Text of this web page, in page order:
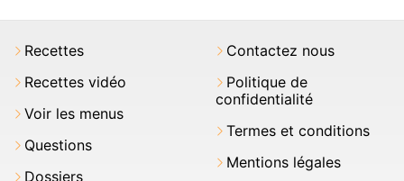
Recettes
Recettes vidéo
Voir les menus
Questions
Dossiers
Contactez nous
Politique de
confidentialité
Termes et conditions
Mentions légales